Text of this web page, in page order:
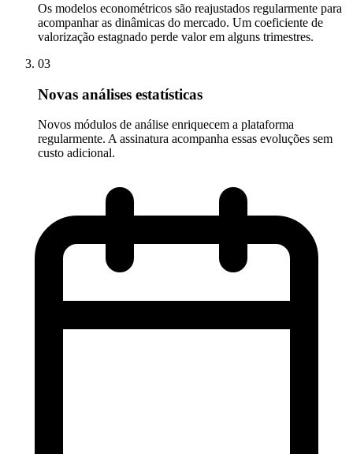
Os modelos econométricos são reajustados regularmente para
acompanhar as dinâmicas do mercado. Um coeficiente de
valorização estagnado perde valor em alguns trimestres.
03
Novas análises estatísticas
Novos módulos de análise enriquecem a plataforma
regularmente. A assinatura acompanha essas evoluções sem
custo adicional.